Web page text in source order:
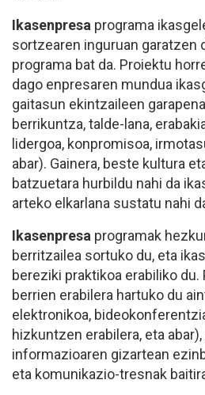
Ikasenpresa programa
sortzearen inguruan garatzen
programa bat da. Proiektu
dago enpresaren mundua
gaitasun ekintzaileen
berrikuntza, talde-lana,
lidergoa, konpromisoa,
abar). Gainera, beste kultura
batzuetara hurbildu nahi da
arteko elkarlana sustatu nahi
Ikasenpresa programak
berritzailea sortuko du, eta
bereziki praktikoa erabiliko
berrien erabilera hartuko du
elektronikoa,
hizkuntzen erabilera, eta
informazioaren gizartean
eta komunikazio-tresnak